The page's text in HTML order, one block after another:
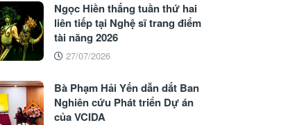
Ngọc Hiền thắng tuần thứ hai
liên tiếp tại Nghệ sĩ trang điểm
tài năng 2026
27/07/2026
Bà Phạm Hải Yến dẫn dắt Ban
Nghiên cứu Phát triển Dự án
của VCIDA